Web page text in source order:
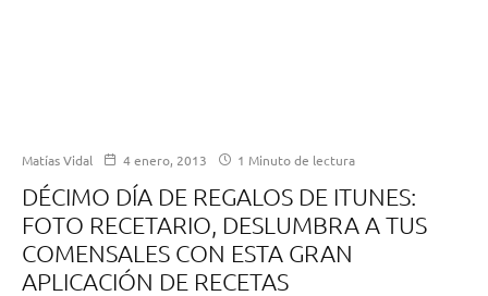
Matías Vidal 4 enero, 2013 1 Minuto de lectura
DÉCIMO DÍA DE REGALOS DE ITUNES:
FOTO RECETARIO, DESLUMBRA A TUS
COMENSALES CON ESTA GRAN
APLICACIÓN DE RECETAS